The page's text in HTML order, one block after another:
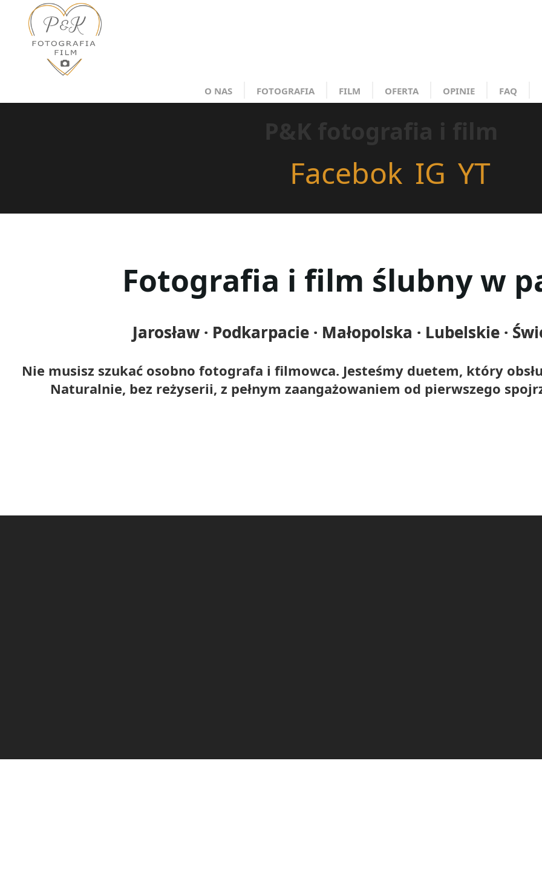
O NAS FOTOGRAFIA FILM OFERTA OPINIE FAQ
P&K fotografia i film
Facebok IG YT
Fotografia i film ślubny w
Jarosław · Podkarpacie · Małopolska · Lubelskie ·
Nie musisz szukać osobno fotografa i filmowca. Jesteśmy duetem, który
Naturalnie, bez reżyserii, z pełnym zaangażowaniem od pierwszego